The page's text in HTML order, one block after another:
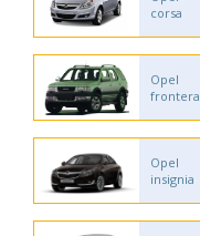
corsa
Opel
frontera
Opel
insignia